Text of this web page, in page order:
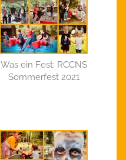
Was ein Fest: RCCNS
Sommerfest 2021